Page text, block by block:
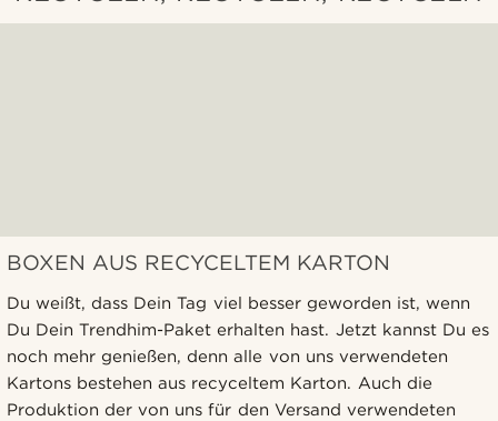
BOXEN AUS RECYCELTEM KARTON
Du weißt, dass Dein Tag viel besser geworden ist, wenn
Du Dein Trendhim-Paket erhalten hast. Jetzt kannst Du es
noch mehr genießen, denn alle von uns verwendeten
Kartons bestehen aus recyceltem Karton. Auch die
Produktion der von uns für den Versand verwendeten